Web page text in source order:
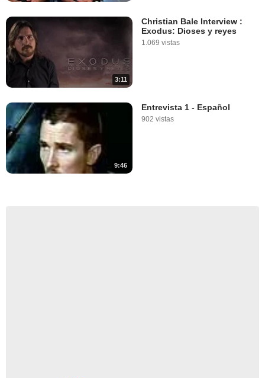
3:11
Christian Bale Interview :
Exodus: Dioses y reyes
1.069 vistas
9:46
Entrevista 1 - Español
902 vistas